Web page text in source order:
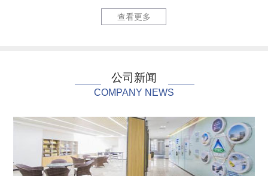
国网天津市电力公司充... 国网天津
查看更多
公司新闻
COMPANY NEWS